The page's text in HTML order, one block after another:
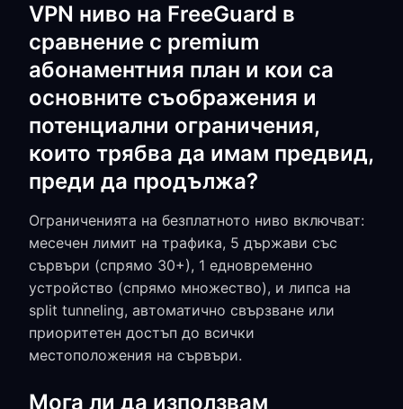
VPN ниво на FreeGuard в
сравнение с premium
абонаментния план и кои са
основните съображения и
потенциални ограничения,
които трябва да имам предвид,
преди да продължа?
Ограниченията на безплатното ниво включват:
месечен лимит на трафика, 5 държави със
сървъри (спрямо 30+), 1 едновременно
устройство (спрямо множество), и липса на
split tunneling, автоматично свързване или
приоритетен достъп до всички
местоположения на сървъри.
Мога ли да използвам